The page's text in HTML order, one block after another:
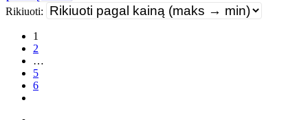
Rikiuoti:
1
2
…
5
6